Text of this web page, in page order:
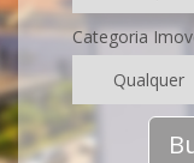
Categoria